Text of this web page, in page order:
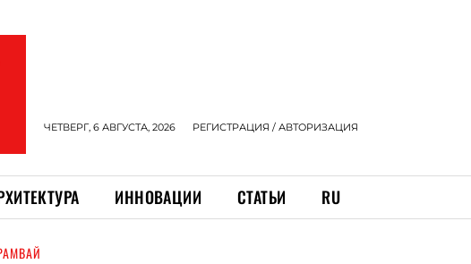
ЧЕТВЕРГ, 6 АВГУСТА, 2026 РЕГИСТРАЦИЯ / АВТОРИЗАЦИЯ
ИННОВАЦИИ СТАТЬИ RU